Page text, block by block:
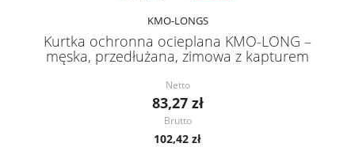
KMO-LONGS
Kurtka ochronna ocieplana KMO-LONG –
męska, przedłużana, zimowa z kapturem
Netto
83,27 zł
Brutto
102,42 zł